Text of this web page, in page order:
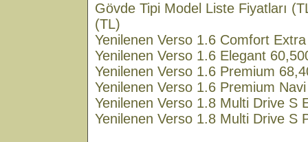
Gövde Tipi Model Liste Fiyatları
(TL)
Yenilenen Verso 1.6 Comfort
Yenilenen Verso 1.6 Elegant
Yenilenen Verso 1.6 Premium
Yenilenen Verso 1.6 Premium
Yenilenen Verso 1.8 Multi Drive S
Yenilenen Verso 1.8 Multi Drive S